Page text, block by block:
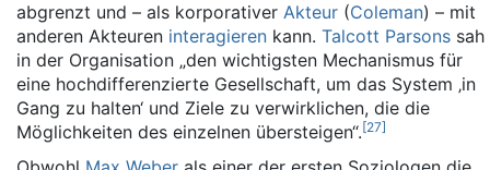
abgrenzt und – als korporativer Akteur (Coleman) – mit
anderen Akteuren interagieren kann. Talcott Parsons sah
in der Organisation „den wichtigsten Mechanismus für
eine hochdifferenzierte Gesellschaft, um das System ‚in
Gang zu halten‘ und Ziele zu verwirklichen, die die
Möglichkeiten des einzelnen übersteigen“.[27]